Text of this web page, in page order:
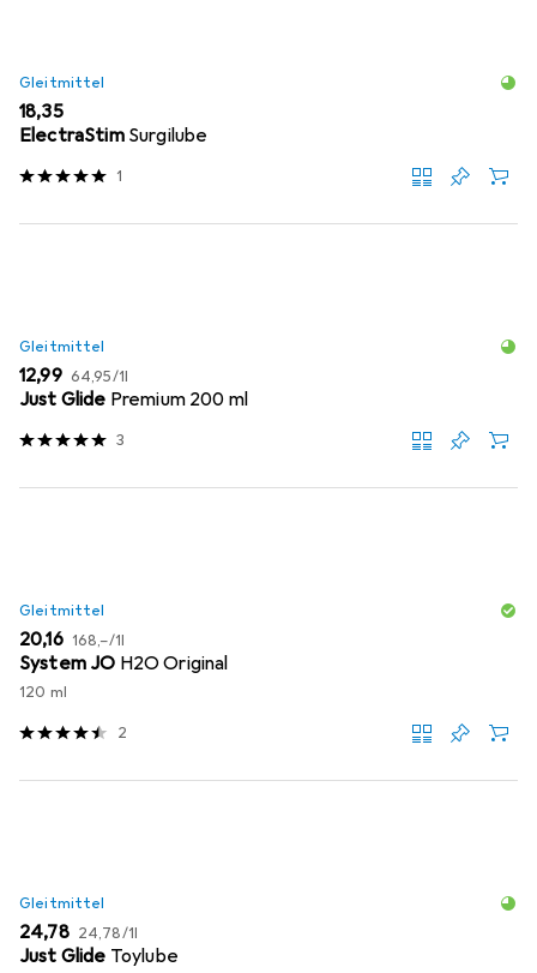
Gleitmittel
EUR
18,35
ElectraStim Surgilube
1
Gleitmittel
EUR
12,99 EUR
64,95/1l
Just Glide Premium 200 ml
3
Gleitmittel
EUR
20,16 EUR
168,–/1l
System JO H2O Original
120 ml
2
Gleitmittel
EUR
24,78 EUR
24,78/1l
Just Glide Toylube